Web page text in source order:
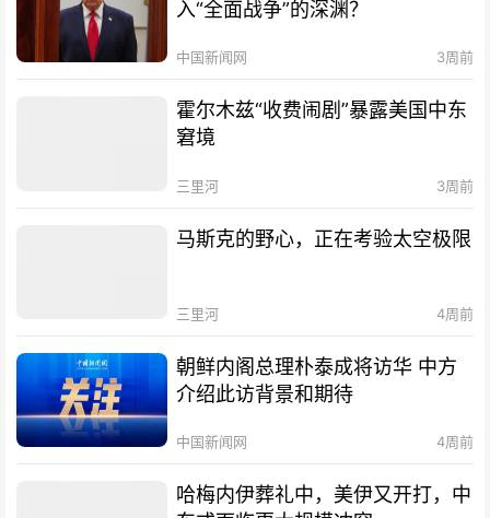
入“全面战争”的深渊？
中国新闻网 3周前
霍尔木兹“收费闹剧”暴露美国中东
窘境
三里河 3周前
马斯克的野心，正在考验太空极限
三里河 4周前
朝鲜内阁总理朴泰成将访华 中方
介绍此访背景和期待
中国新闻网 4周前
哈梅内伊葬礼中，美伊又开打，中